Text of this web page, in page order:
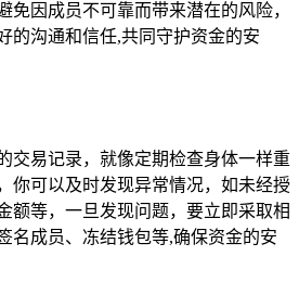
免因成员不可靠而带来潜在的风险，
的沟通和信任,共同守护资金的安
交易记录，就像定期检查身体一样重
你可以及时发现异常情况，如未经授
额等，一旦发现问题，要立即采取相
名成员、冻结钱包等,确保资金的安